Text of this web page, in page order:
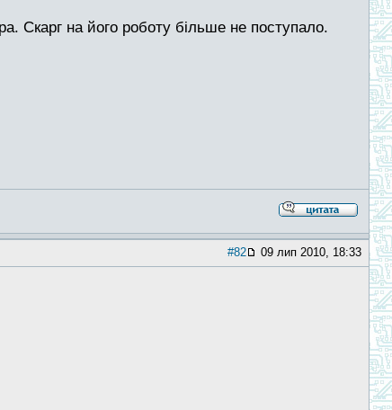
Скарг на його роботу більше не поступало.
#82 09 лип 2010, 18:33